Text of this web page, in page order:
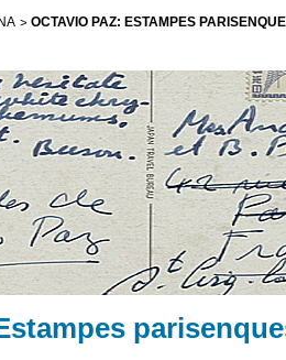
OCTAVIO PAZ: ESTAMPES